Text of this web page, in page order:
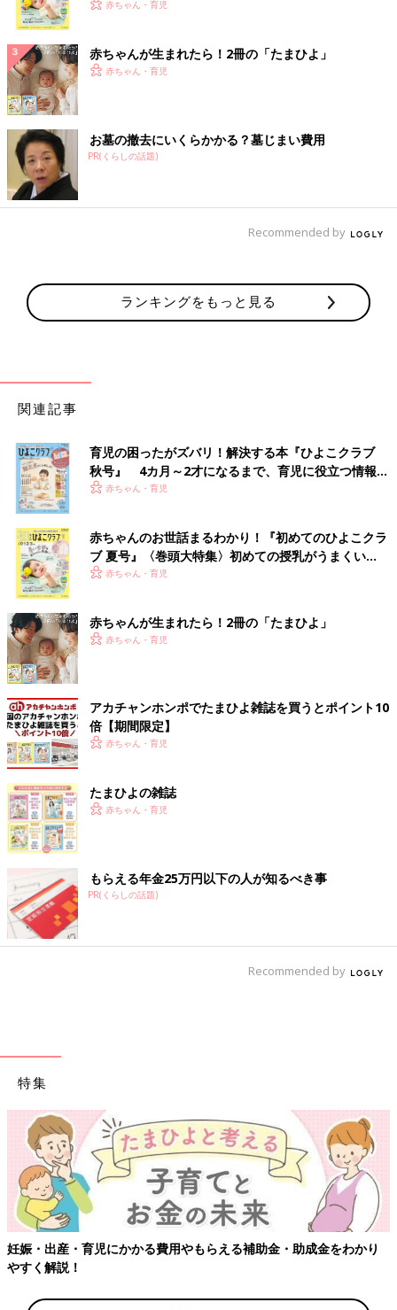
く！ おっぱい・ミルクの基本と夏のトラブル 解決テ
赤ちゃん・育児
赤ちゃんが生まれたら！2冊の「たまひよ」
赤ちゃん・育児
お墓の撤去にいくらかかる？墓じまい費用
PR(くらしの話題)
Recommended by
ランキングをもっと見る
関連記事
育児の困ったがズバリ！解決する本『ひよこクラブ
秋号』 4カ月～2才になるまで、育児に役立つ情報が
いっぱい！
赤ちゃん・育児
赤ちゃんのお世話まるわかり！『初めてのひよこクラ
ブ 夏号』〈巻頭大特集〉初めての授乳がうまくい
く！ おっぱい・ミルクの基本と夏のトラブル 解決テ
赤ちゃん・育児
赤ちゃんが生まれたら！2冊の「たまひよ」
赤ちゃん・育児
アカチャンホンポでたまひよ雑誌を買うとポイント10
倍【期間限定】
赤ちゃん・育児
たまひよの雑誌
赤ちゃん・育児
もらえる年金25万円以下の人が知るべき事
PR(くらしの話題)
Recommended by
特集
妊娠・出産・育児にかかる費用やもらえる補助金・助成金をわかり
やすく解説！